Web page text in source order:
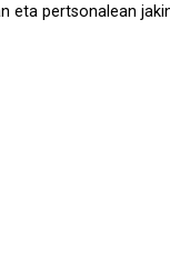
eta pertsonalean